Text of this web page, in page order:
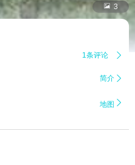
 3
1条评论 
简介 
地图 